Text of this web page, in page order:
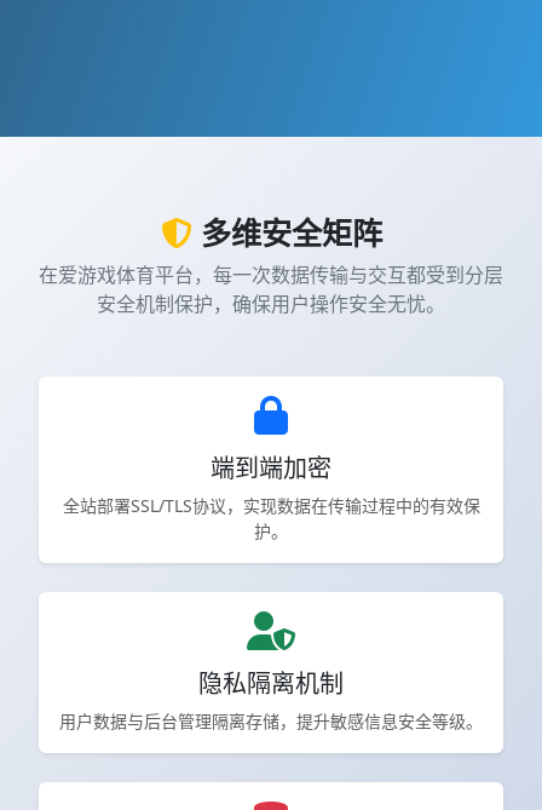
多维安全矩阵
在爱游戏体育平台，每一次数据传输与交互都受到分层
安全机制保护，确保用户操作安全无忧。
端到端加密
全站部署SSL/TLS协议，实现数据在传输过程中的有效保
护。
隐私隔离机制
用户数据与后台管理隔离存储，提升敏感信息安全等级。